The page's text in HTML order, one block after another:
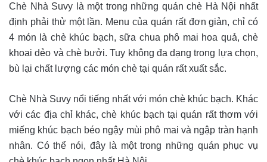
Chè Nhà Suvy là một trong những quán chè Hà Nội nhất
định phải thử một lần. Menu của quán rất đơn giản, chỉ có
4 món là chè khúc bạch, sữa chua phô mai hoa quả, chè
khoai dẻo và chè bưởi. Tuy không đa dạng trong lựa chọn,
bù lại chất lượng các món chè tại quán rất xuất sắc.
Chè Nhà Suvy nổi tiếng nhất với món chè khúc bạch. Khác
với các địa chỉ khác, chè khúc bạch tại quán rất thơm với
miếng khúc bạch béo ngậy mùi phô mai và ngập tràn hạnh
nhân. Có thể nói, đây là một trong những quán phục vụ